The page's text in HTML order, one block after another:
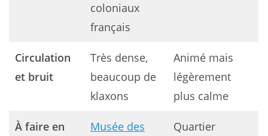
coloniaux
français
Circulation
et bruit
Très dense,
beaucoup de
klaxons
Animé mais
légèrement
plus calme
À faire en
Musée des
Quartier